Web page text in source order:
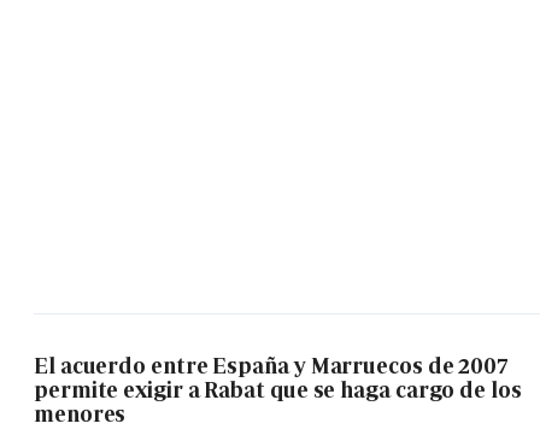
El acuerdo entre España y Marruecos de 2007
permite exigir a Rabat que se haga cargo de los
menores